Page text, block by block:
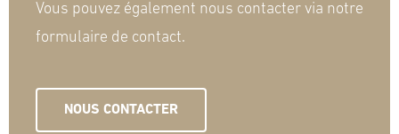
Vous pouvez également nous contacter via notre
formulaire de contact.
NOUS CONTACTER